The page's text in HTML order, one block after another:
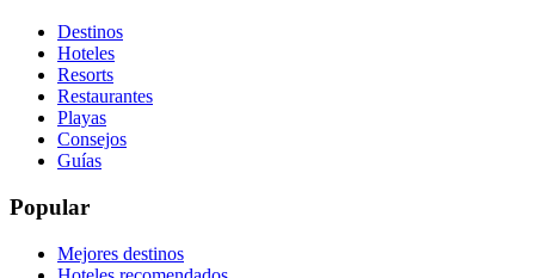
Destinos
Hoteles
Resorts
Restaurantes
Playas
Consejos
Guías
Popular
Mejores destinos